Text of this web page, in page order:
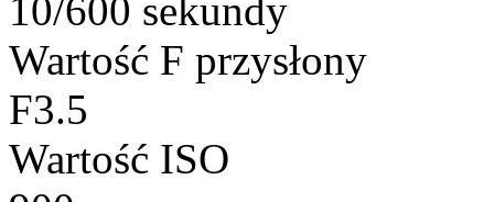
10/600 sekundy
Wartość F przysłony
F3.5
Wartość ISO